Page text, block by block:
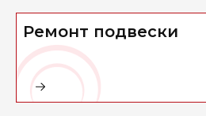
Ремонт подвески